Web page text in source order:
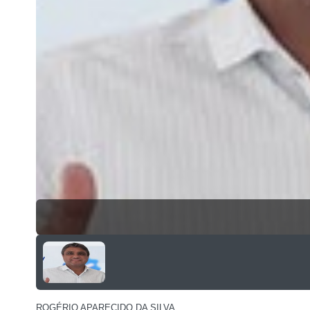
ROGÉRIO APARECIDO DA SILVA